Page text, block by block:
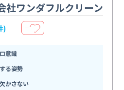
社ワンダフルクリーン
) ＋
意識
る姿勢
かさない